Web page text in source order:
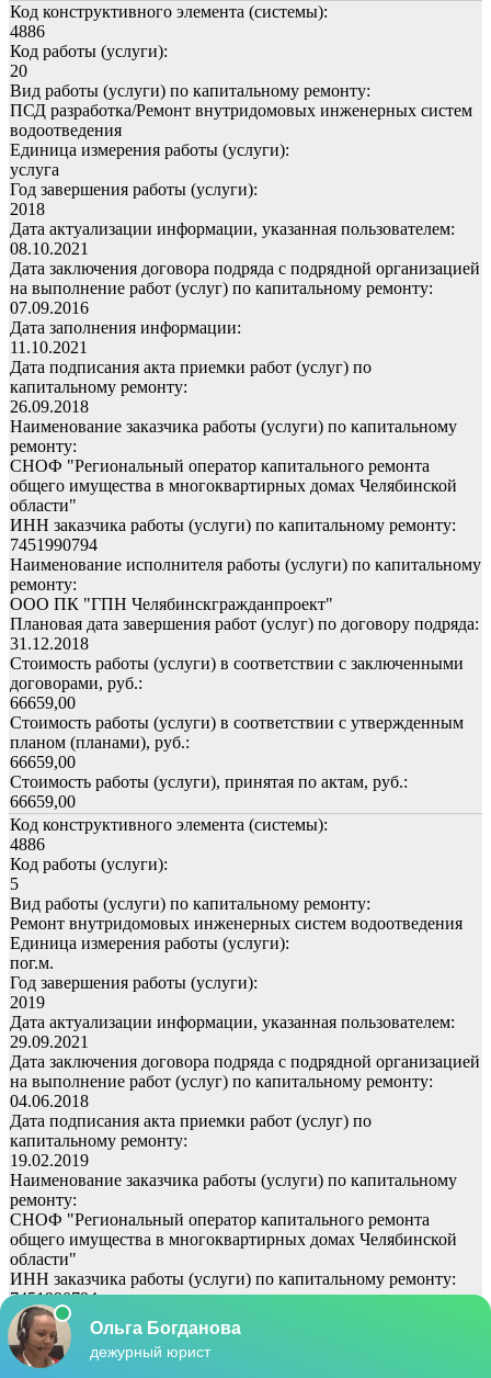
Код конструктивного элемента (системы):
4886
Код работы (услуги):
20
Вид работы (услуги) по капитальному ремонту:
ПСД разработка/Ремонт внутридомовых инженерных систем
водоотведения
Единица измерения работы (услуги):
услуга
Год завершения работы (услуги):
2018
Дата актуализации информации, указанная пользователем:
08.10.2021
Дата заключения договора подряда с подрядной организацией
на выполнение работ (услуг) по капитальному ремонту:
07.09.2016
Дата заполнения информации:
11.10.2021
Дата подписания акта приемки работ (услуг) по
капитальному ремонту:
26.09.2018
Наименование заказчика работы (услуги) по капитальному
ремонту:
СНОФ "Региональный оператор капитального ремонта
общего имущества в многоквартирных домах Челябинской
области"
ИНН заказчика работы (услуги) по капитальному ремонту:
7451990794
Наименование исполнителя работы (услуги) по капитальному
ремонту:
ООО ПК "ГПН Челябинскгражданпроект"
Плановая дата завершения работ (услуг) по договору подряда:
31.12.2018
Стоимость работы (услуги) в соответствии с заключенными
договорами, руб.:
66659,00
Стоимость работы (услуги) в соответствии с утвержденным
планом (планами), руб.:
66659,00
Стоимость работы (услуги), принятая по актам, руб.:
66659,00
Код конструктивного элемента (системы):
4886
Код работы (услуги):
5
Вид работы (услуги) по капитальному ремонту:
Ремонт внутридомовых инженерных систем водоотведения
Единица измерения работы (услуги):
пог.м.
Год завершения работы (услуги):
2019
Дата актуализации информации, указанная пользователем:
29.09.2021
Дата заключения договора подряда с подрядной организацией
на выполнение работ (услуг) по капитальному ремонту:
04.06.2018
Дата подписания акта приемки работ (услуг) по
капитальному ремонту:
19.02.2019
Наименование заказчика работы (услуги) по капитальному
ремонту:
СНОФ "Региональный оператор капитального ремонта
общего имущества в многоквартирных домах Челябинской
области"
ИНН заказчика работы (услуги) по капитальному ремонту:
7451990794
Наименование исполнителя работы (услуги) по капитальному
ремонту:
ООО СК "ЛИГА"